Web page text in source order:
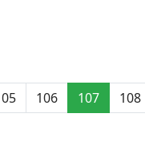
106 107 108